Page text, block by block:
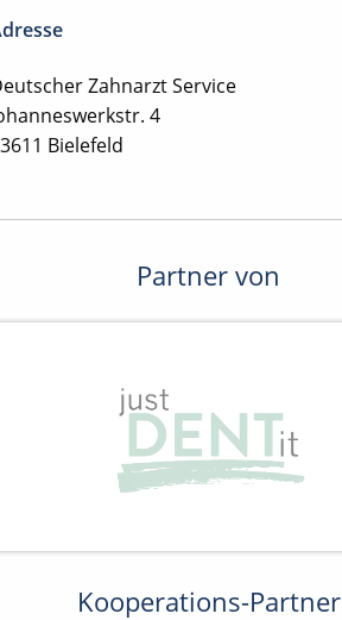
Zahnarzt Service
4
Bielefeld
Partner von
Kooperations-Partner